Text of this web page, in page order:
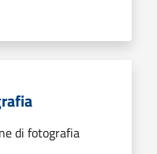
di fotografia